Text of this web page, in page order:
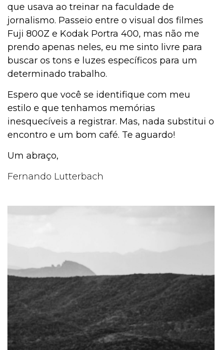
que usava ao treinar na faculdade de
jornalismo. Passeio entre o visual dos filmes
Fuji 800Z e Kodak Portra 400, mas não me
prendo apenas neles, eu me sinto livre para
buscar os tons e luzes específicos para um
determinado trabalho.
Espero que você se identifique com meu
estilo e que tenhamos memórias
inesquecíveis a registrar. Mas, nada substitui o
encontro e um bom café. Te aguardo!
Um abraço,
Fernando Lutterbach